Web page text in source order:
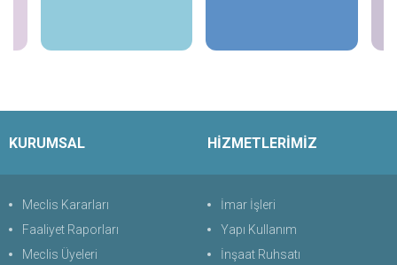
KURUMSAL
Meclis Kararları
Faaliyet Raporları
Meclis Üyeleri
HİZMETLERİMİZ
İmar İşleri
Yapı Kullanım
İnşaat Ruhsatı